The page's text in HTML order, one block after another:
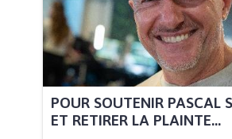
POUR SOUTENIR PASCAL
ET RETIRER LA PLAINTE...